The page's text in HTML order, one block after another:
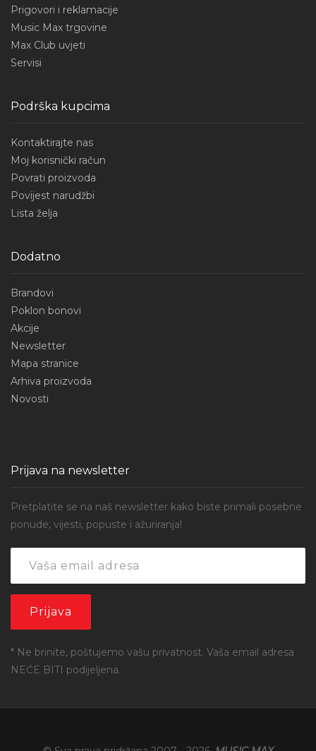
Prigovori i reklamacije
Music Max trgovine
Max Club uvjeti
Servisi
Podrška kupcima
Kontaktirajte nas
Moj korisnički račun
Povrati proizvoda
Povijest narudžbi
Lista želja
Dodatno
Brandovi
Poklon bonovi
Akcije
Newsletter
Mapa stranice
Arhiva proizvoda
Novosti
Prijava na newsletter
Pretplatite se na naš newsletter kako biste primali posebne
ponude, vijesti, popuste i ažuriranja!
* Ne brinite, poštujemo vašu privatnost. Vaša email adresa
NEĆE BITI podijeljena.